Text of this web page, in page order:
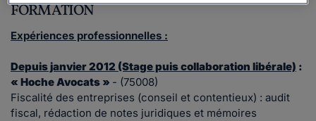
FORMATION
Expériences professionnelles :
Depuis janvier 2012 (Stage puis collaboration libérale) :
« Hoche Avocats » - (75008)
Fiscalité des entreprises (conseil et contentieux) : audit
fiscal, rédaction de notes juridiques et mémoires